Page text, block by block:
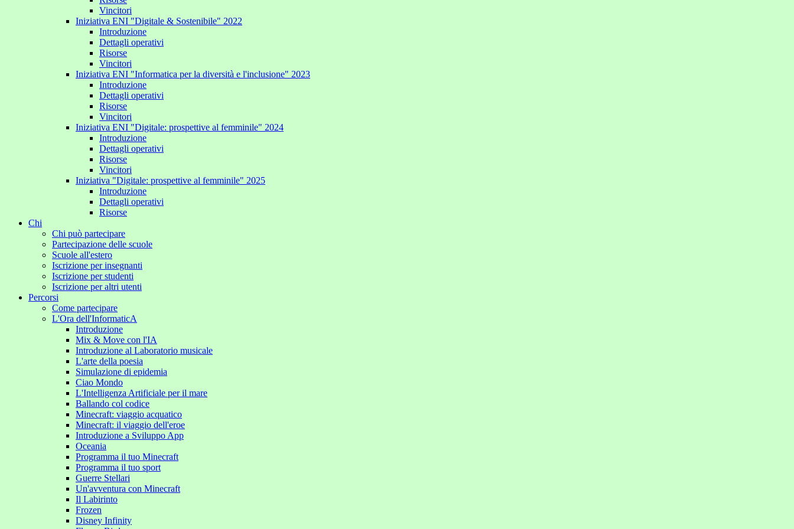
Vincitori
Iniziativa ENI "Digitale & Sostenibile" 2022
Introduzione
Dettagli operativi
Risorse
Vincitori
Iniziativa ENI "Informatica per la diversità e l'inclusione" 2023
Introduzione
Dettagli operativi
Risorse
Vincitori
Iniziativa ENI "Digitale: prospettive al femminile" 2024
Introduzione
Dettagli operativi
Risorse
Vincitori
Iniziativa "Digitale: prospettive al femminile" 2025
Introduzione
Dettagli operativi
Risorse
Chi
Chi può partecipare
Partecipazione delle scuole
Scuole all'estero
Iscrizione per insegnanti
Iscrizione per studenti
Iscrizione per altri utenti
Percorsi
Come partecipare
L'Ora dell'InformaticA
Introduzione
Mix & Move con l'IA
Introduzione al Laboratorio musicale
L'arte della poesia
Simulazione di epidemia
Ciao Mondo
L'Intelligenza Artificiale per il mare
Ballando col codice
Minecraft: viaggio acquatico
Minecraft: il viaggio dell'eroe
Introduzione a Sviluppo App
Oceania
Programma il tuo Minecraft
Programma il tuo sport
Guerre Stellari
Un'avventura con Minecraft
Il Labirinto
Frozen
Disney Infinity